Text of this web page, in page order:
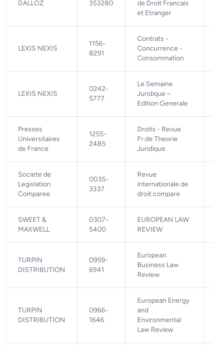
DALLOZ 353280
de Droit Francais
et Etranger
LEXIS NEXIS
1156-
8291
Contrats -
Concurrence -
Consommation
LEXIS NEXIS
0242-
5777
Le Semaine
Juridique –
Edition Generale
Presses
Universitaires
de France
1255-
2485
Droits - Revue
Fr.de Theorie
Juridique
Societe de
Legislation
Comparee
0035-
3337
Revue
internationale de
droit compare
SWEET &
MAXWELL
0307-
5400
EUROPEAN LAW
REVIEW
TURPIN
DISTRIBUTION
0959-
6941
European
Business Law
Review
TURPIN
DISTRIBUTION
0966-
1646
European Energy
and
Environmental
Law Review